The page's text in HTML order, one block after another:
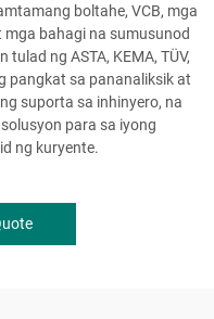
boltahe, VCB, mga
bahagi na sumusunod
ng ASTA, KEMA, TÜV,
pangkat sa pananaliksik at
suporta sa inhinyero, na
para sa iyong
ng kuryente.